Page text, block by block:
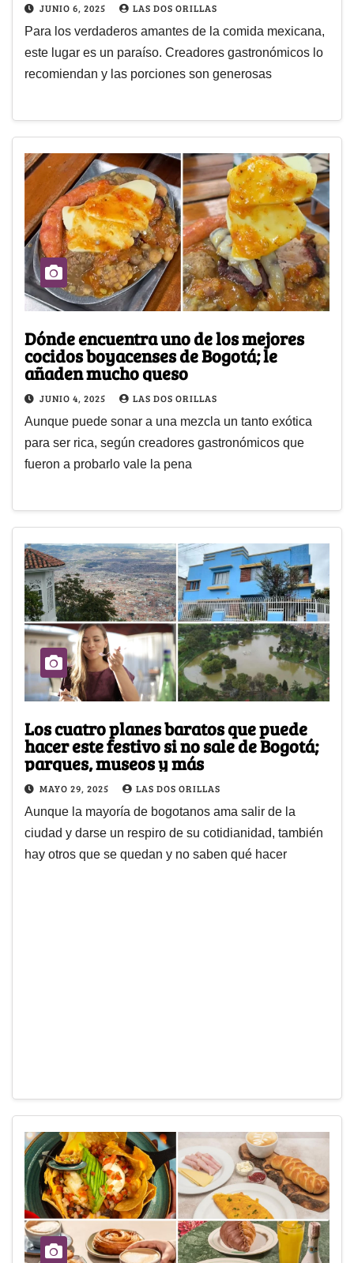
JUNIO 6, 2025 LAS DOS ORILLAS
Para los verdaderos amantes de la comida mexicana,
este lugar es un paraíso. Creadores gastronómicos lo
recomiendan y las porciones son generosas
Dónde encuentra uno de los mejores
cocidos boyacenses de Bogotá; le
añaden mucho queso
JUNIO 4, 2025 LAS DOS ORILLAS
Aunque puede sonar a una mezcla un tanto exótica
para ser rica, según creadores gastronómicos que
fueron a probarlo vale la pena
Los cuatro planes baratos que puede
hacer este festivo si no sale de Bogotá;
parques, museos y más
MAYO 29, 2025 LAS DOS ORILLAS
Aunque la mayoría de bogotanos ama salir de la
ciudad y darse un respiro de su cotidianidad, también
hay otros que se quedan y no saben qué hacer